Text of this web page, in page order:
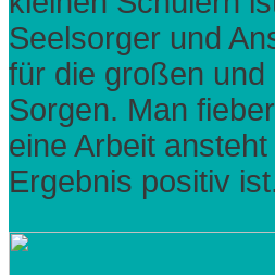
Seelsorger und
für die großen und
Sorgen. Man
eine Arbeit
Ergebnis positiv